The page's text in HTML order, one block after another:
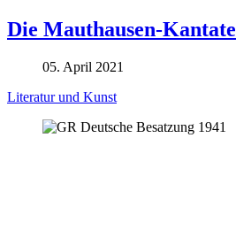
Die Mauthausen-Kantate
05. April 2021
Literatur und Kunst